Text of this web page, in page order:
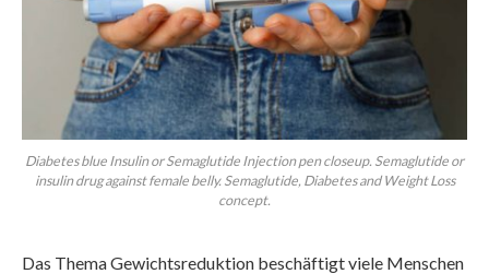
Diabetes blue Insulin or Semaglutide Injection pen closeup. Semaglutide or
insulin drug against female belly. Semaglutide, Diabetes and Weight Loss
concept.
Das Thema Gewichtsreduktion beschäftigt viele Menschen